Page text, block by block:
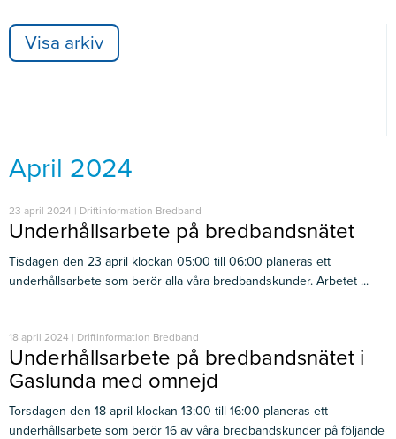
Visa arkiv
April 2024
23 april 2024 | Driftinformation Bredband
Underhållsarbete på bredbandsnätet
Tisdagen den 23 april klockan 05:00 till 06:00 planeras ett
underhållsarbete som berör alla våra bredbandskunder. Arbetet ...
18 april 2024 | Driftinformation Bredband
Underhållsarbete på bredbandsnätet i
Gaslunda med omnejd
Torsdagen den 18 april klockan 13:00 till 16:00 planeras ett
underhållsarbete som berör 16 av våra bredbandskunder på följande